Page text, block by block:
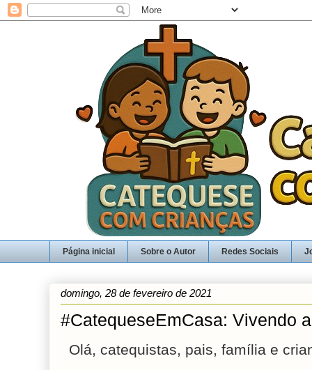
Página inicial Sobre o Autor Redes Sociais
domingo, 28 de fevereiro de 2021
#CatequeseEmCasa: Vivendo
Olá, catequistas, pais, família e